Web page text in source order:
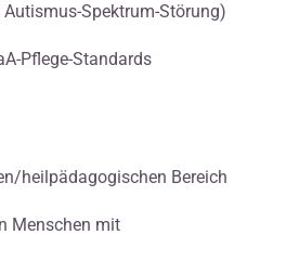
Spektrum-Störung)
Pflege-Standards
heilpädagogischen Bereich
Menschen mit